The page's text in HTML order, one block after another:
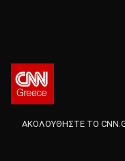
ΑΚΟΛΟΥΘΗΣΤΕ ΤΟ